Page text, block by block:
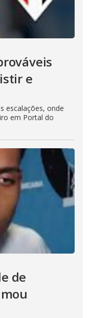
e
escalações, onde
em Portal do
de